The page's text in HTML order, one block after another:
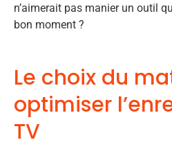
n’aimerait pas manier un outil
bon moment ?
Le choix du
optimiser
TV